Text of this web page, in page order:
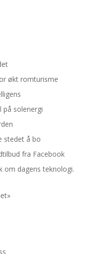
økt romturisme
på solenergi
stedet å bo
fra Facebook
om dagens teknologi.